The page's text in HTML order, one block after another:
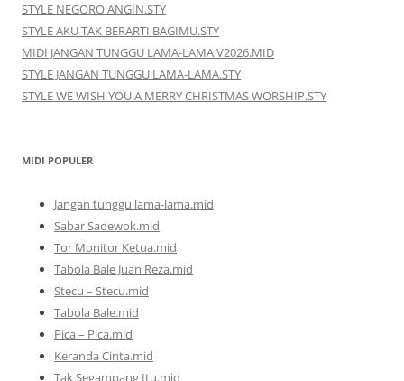
STYLE NEGORO ANGIN.STY
STYLE AKU TAK BERARTI BAGIMU.STY
MIDI JANGAN TUNGGU LAMA-LAMA V2026.MID
STYLE JANGAN TUNGGU LAMA-LAMA.STY
STYLE WE WISH YOU A MERRY CHRISTMAS WORSHIP.STY
MIDI POPULER
Jangan tunggu lama-lama.mid
Sabar Sadewok.mid
Tor Monitor Ketua.mid
Tabola Bale Juan Reza.mid
Stecu – Stecu.mid
Tabola Bale.mid
Pica – Pica.mid
Keranda Cinta.mid
Tak Segampang Itu.mid